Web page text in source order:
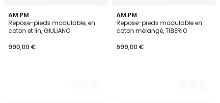
AM.PM
Repose-pieds modulable, en
coton et lin, GIULIANO
990,00 €
3
Couleurs
AM.PM
Repose-pieds modulable en
coton mélangé, TIBERIO
699,00 €
2
Couleurs